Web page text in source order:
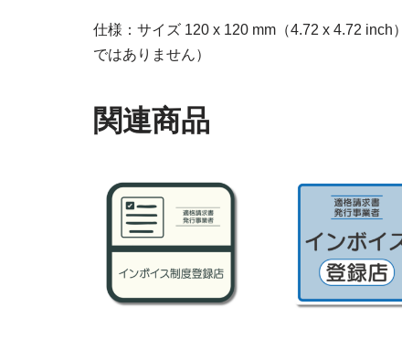
仕様：サイズ 120 x 120 mm（4.72 x 4.72 inch
ではありません）
関連商品